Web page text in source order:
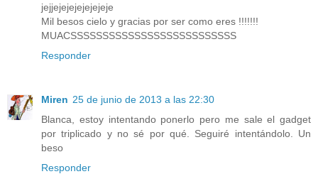
jejjejejejejejejeje
Mil besos cielo y gracias por ser como eres !!!!!!!
MUACSSSSSSSSSSSSSSSSSSSSSSSSSS
Responder
Miren 25 de junio de 2013 a las 22:30
Blanca, estoy intentando ponerlo pero me sale el gadget
por triplicado y no sé por qué. Seguiré intentándolo. Un
beso
Responder